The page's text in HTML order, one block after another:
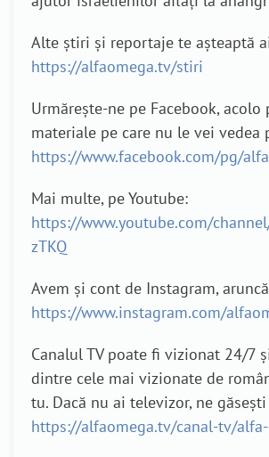
Alte știri și reportaje te așteaptă
https://alfaomega.tv/stiri
Urmărește-ne pe Facebook, acolo
materiale pe care nu le vei vedea
https://www.facebook.com/pg/
Mai multe, pe Youtube:
https://www.youtube.com/
zTKQ
Avem și cont de Instagram,
https://www.instagram.com/
Canalul TV poate fi vizionat 24/7
dintre cele mai vizionate de
tu. Dacă nu ai televizor, ne
https://alfaomega.tv/canal-tv/